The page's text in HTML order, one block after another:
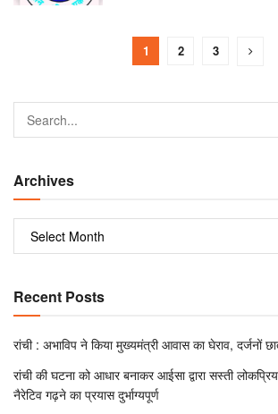
1 2 3
Archives
Recent Posts
रांची : अभाविप ने किया मुख्यमंत्री आवास का घेराव, दर्जनों
रांची की घटना को आधार बनाकर आईसा द्वारा सस्ती
नैरेटिव गढ़ने का प्रयास दुर्भाग्यपूर्ण